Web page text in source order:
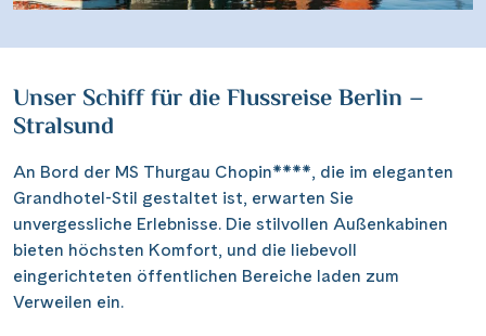
Unser Schiff für die Flussreise Berlin –
Stralsund
An Bord der MS Thurgau Chopin****, die im eleganten
Grandhotel-Stil gestaltet ist, erwarten Sie
unvergessliche Erlebnisse. Die stilvollen Außenkabinen
bieten höchsten Komfort, und die liebevoll
eingerichteten öffentlichen Bereiche laden zum
Verweilen ein.
Alle Gewässer
Alle Schiffe
Reisethema